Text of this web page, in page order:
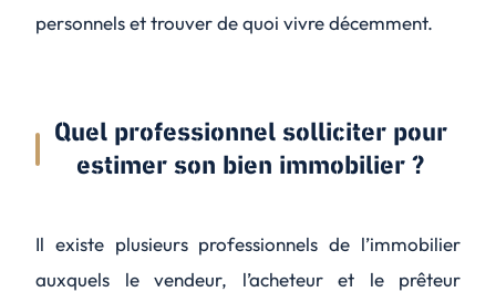
personnels et trouver de quoi vivre décemment.
Quel professionnel solliciter pour
estimer son bien immobilier ?
Il existe plusieurs professionnels de l’immobilier
auxquels le vendeur, l’acheteur et le prêteur